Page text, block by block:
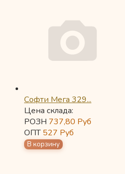
Софти Мега 329...
Цена склада:
РОЗН 737,80 Руб
ОПТ527 Руб